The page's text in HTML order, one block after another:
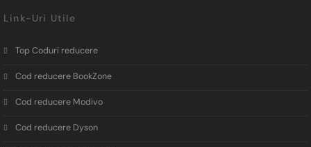
Link-Uri Utile
Top Coduri reducere
Cod reducere BookZone
Cod reducere Modivo
Cod reducere Dyson